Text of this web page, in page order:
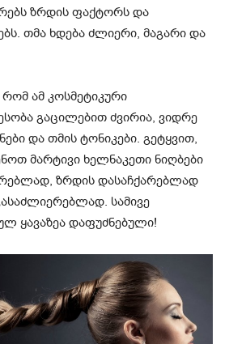
ზრდის ფაქტორს და
თმა ხდება ძლიერი, მაგარი და
ამ კოსმეტიკური
გაცილებით ძვირია, ვიდრე
და თმის ტონიკები. გეტყვით,
მარტივი ხელნაკეთი ნიღბები
ზრდის დასაჩქარებლად
სამივე
ყავაზეა დაფუძნებული!